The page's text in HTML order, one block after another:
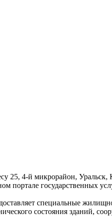
25, 4-й микрорайон,
государственных
специальные
состояния зданий,